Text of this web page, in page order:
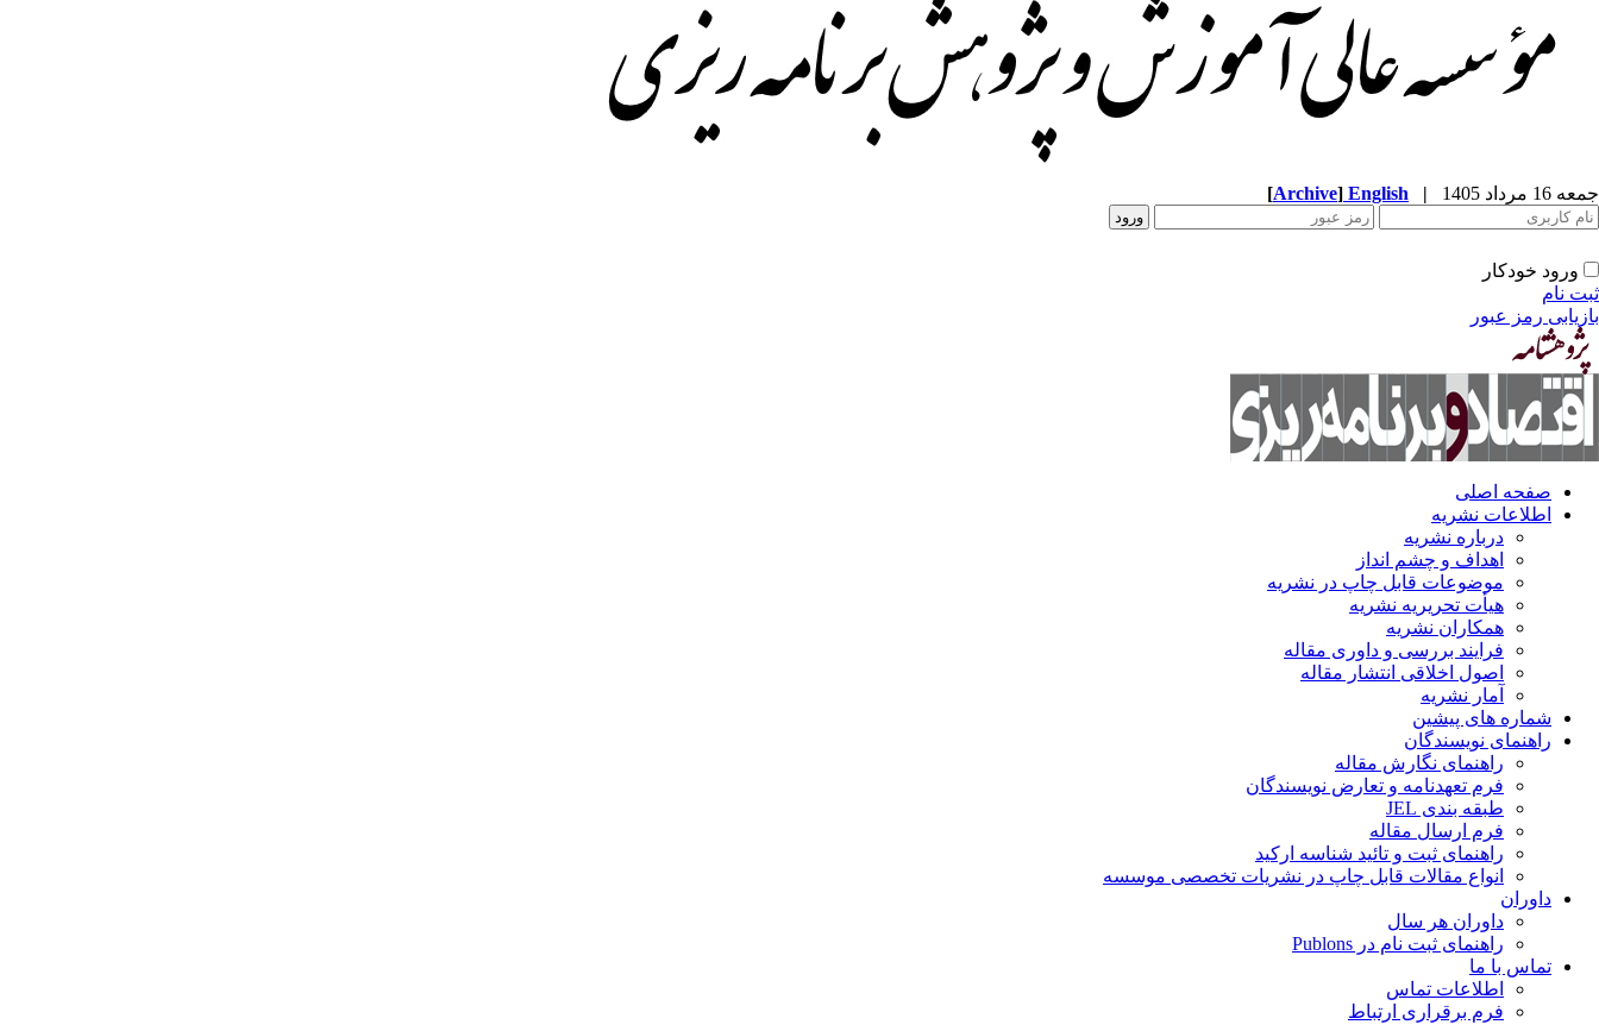
جمعه 16 مرداد 1405 |
English
[Archive]
ورود خودکار
ثبت نام
بازیابی رمز عبور
صفحه اصلی
اطلاعات نشریه
درباره نشریه
اهداف و چشم انداز
موضوعات قابل چاپ در نشریه
هیأت تحریریه نشریه
همکاران نشریه
فرایند بررسی و داوری مقاله
اصول اخلاقی انتشار مقاله
آمار نشریه
شماره های پیشین
راهنمای نویسندگان
راهنمای نگارش مقاله
فرم تعهدنامه و تعارض نویسندگان
طبقه بندی JEL
فرم ارسال مقاله
راهنمای ثبت و تائید شناسه ارکید
انواع مقالات قابل چاپ در نشریات تخصصی موسسه
داوران
داوران هر سال
راهنمای ثبت نام در Publons
تماس با ما
اطلاعات تماس
فرم برقراری ارتباط